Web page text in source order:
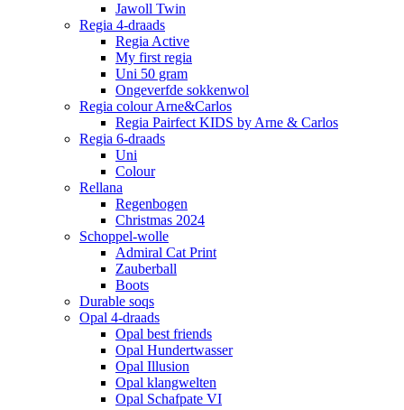
Jawoll Twin
Regia 4-draads
Regia Active
My first regia
Uni 50 gram
Ongeverfde sokkenwol
Regia colour Arne&Carlos
Regia Pairfect KIDS by Arne & Carlos
Regia 6-draads
Uni
Colour
Rellana
Regenbogen
Christmas 2024
Schoppel-wolle
Admiral Cat Print
Zauberball
Boots
Durable soqs
Opal 4-draads
Opal best friends
Opal Hundertwasser
Opal Illusion
Opal klangwelten
Opal Schafpate VI